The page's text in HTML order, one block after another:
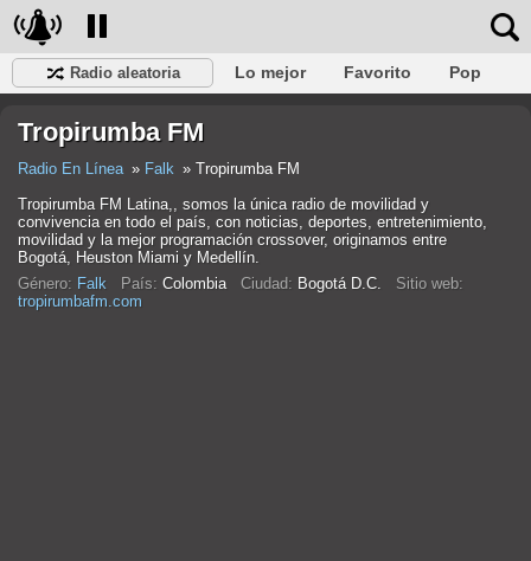
Radio aleatoria Lo mejor Favorito
Pop
Rap
Trans Falk
Tropirumba FM
Radio En Línea Falk
Tropirumba FM
Tropirumba FM Latina,, somos la única radio de movilidad y
convivencia en todo el país, con noticias, deportes, entretenimiento,
movilidad y la mejor programación crossover, originamos entre
Bogotá, Heuston Miami y Medellín.
Género: Falk País: Colombia Ciudad: Bogotá D.C. Sitio web:
tropirumbafm.com